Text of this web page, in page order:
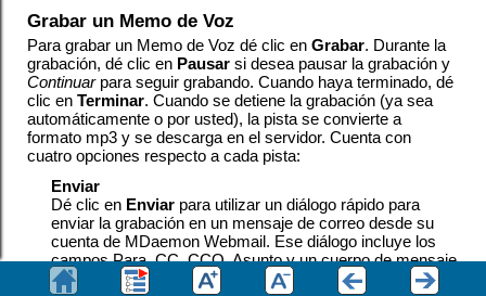
Grabar un Memo de Voz
Para grabar un Memo de Voz dé clic en Grabar. Durante la
grabación, dé clic en Pausarsi desea pausar la grabación y
Continuarpara seguir grabando. Cuando haya terminado, dé
clic en Terminar. Cuando se detiene la grabación (ya sea
automáticamente o por usted), la pista se convierte a
formato mp3 y se descarga en el servidor. Cuenta con
cuatro opciones respecto a cada pista:
Enviar
Dé clic en Enviar para utilizar un diálogo rápido para
enviar la grabación en un mensaje de correo desde su
cuenta de MDaemon Webmail. Ese diálogo incluye los
campos Para, CC, CCO, Asunto y un cuerpo de mensaje
en texto plano. Solo se requiere el campo Para. Si deja los